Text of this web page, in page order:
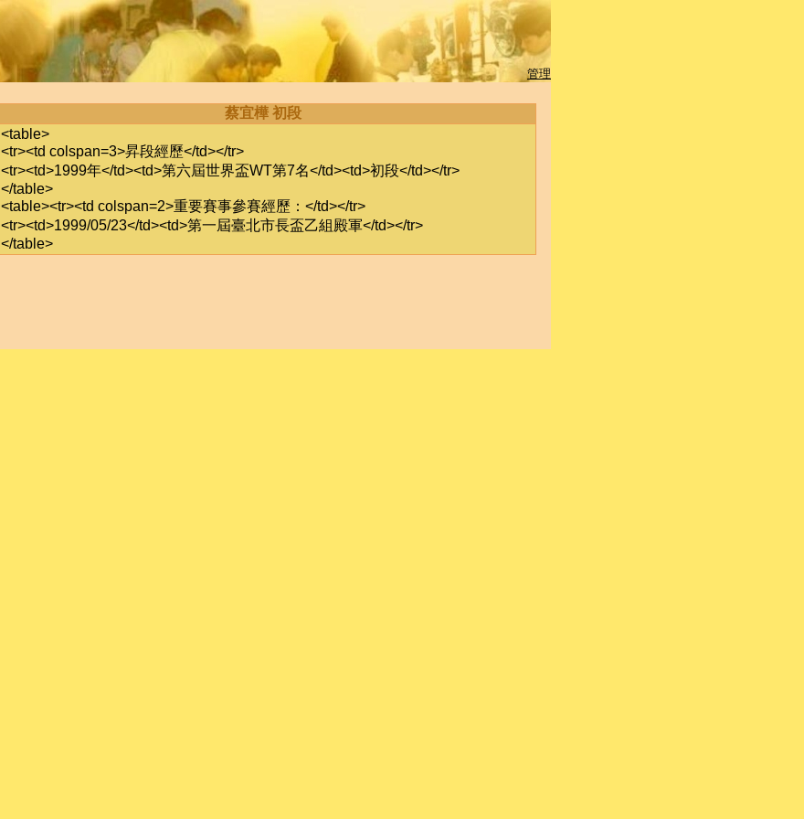
管理
蔡宜樺 初段
<table>
<tr><td colspan=3>昇段經歷</td></tr>
<tr><td>1999年</td><td>第六屆世界盃WT第7名</td><td>初段</td></tr>
</table>
<table><tr><td colspan=2>重要賽事參賽經歷：</td></tr>
<tr><td>1999/05/23</td><td>第一屆臺北市長盃乙組殿軍</td></tr>
</table>